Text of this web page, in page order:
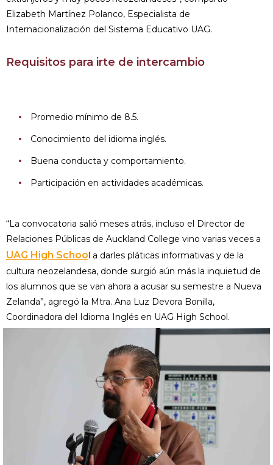
Elizabeth Martínez Polanco, Especialista de
Internacionalización del Sistema Educativo UAG.
Requisitos para irte de intercambio
Promedio mínimo de 8.5.
Conocimiento del idioma inglés.
Buena conducta y comportamiento.
Participación en actividades académicas.
“La convocatoria salió meses atrás, incluso el Director de
Relaciones Públicas de Auckland College vino varias veces a
UAG High School a darles pláticas informativas y de la
cultura neozelandesa, donde surgió aún más la inquietud de
los alumnos que se van ahora a acusar su semestre a Nueva
Zelanda”, agregó la Mtra. Ana Luz Devora Bonilla,
Coordinadora del Idioma Inglés en UAG High School.